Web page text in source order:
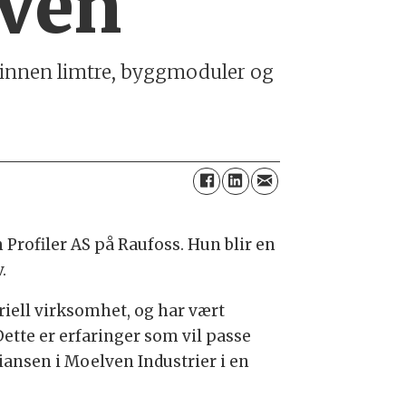
limtre, byggmoduler og
AS på Raufoss. Hun blir en
virksomhet, og har vært
er erfaringer som vil passe
i Moelven Industrier i en